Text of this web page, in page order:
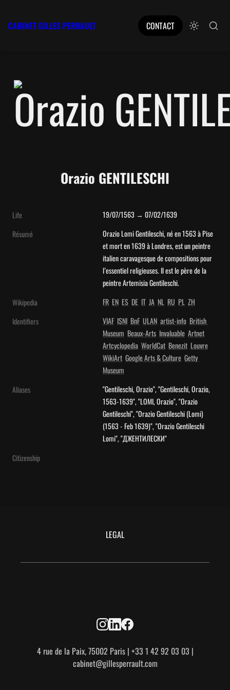
CABINET GILLES PERRAULT CONTACT
Orazio GENTILESCHI
Life
19/07/1563 → 07/02/1639
Résumé
Orazio Lomi Gentileschi, né en 1563 à Pise
et mort en 1639 à Londres, est un peintre
italien caravagesque de compositions pour
l’essentiel religieuses. Il est le père de la
peintre Artemisia Gentileschi.
Wikipedia
FR EN ES DE IT JA NL RU PL ZH
Identifiers
VIAF ISNI BnF ULAN artist-info British
Museum Beaux-Arts Invaluable Artnet
Artcyclopedia WorldCat Benezit Louvre
WikiArt Google Arts & Culture Getty
Museum
Aliases
"Gentileschi, Orazio", "Gentileschi, Orazio,
1563-1639", "LOMI, Orazio", "Orazio
Gentileschi", "Orazio Gentileschi (Lomi)
(1563 - Feb 1639)", "Orazio Gentileschi
Lomi", "ДЖЕНТИЛЕСКИ"
Citizenship
LEGAL
4 rue de la Paix, 75002 Paris | +33 1 42 92 03 03 |
cabinet@gillesperrault.com